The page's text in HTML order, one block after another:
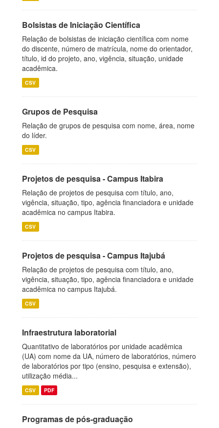
Bolsistas de Iniciação Científica
Relação de bolsistas de iniciação científica com nome
do discente, número de matrícula, nome do orientador,
título, id do projeto, ano, vigência, situação, unidade
acadêmica.
CSV
Grupos de Pesquisa
Relação de grupos de pesquisa com nome, área, nome
do líder.
CSV
Projetos de pesquisa - Campus Itabira
Relação de projetos de pesquisa com título, ano,
vigência, situação, tipo, agência financiadora e unidade
acadêmica no campus Itabira.
CSV
Projetos de pesquisa - Campus Itajubá
Relação de projetos de pesquisa com título, ano,
vigência, situação, tipo, agência financiadora e unidade
acadêmica no campus Itajubá.
CSV
Infraestrutura laboratorial
Quantitativo de laboratórios por unidade acadêmica
(UA) com nome da UA, número de laboratórios, número
de laboratórios por tipo (ensino, pesquisa e extensão),
utilização média...
CSV PDF
Programas de pós-graduação